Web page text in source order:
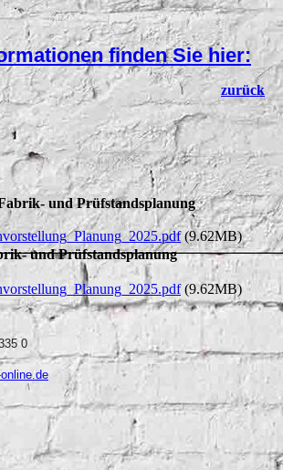
finden Sie hier:
zurück
und Prüfstandsplanung
(9.62MB)
und Prüfstandsplanung
(9.62MB)
0